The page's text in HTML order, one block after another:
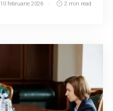
10 februarie 2026 2 min read